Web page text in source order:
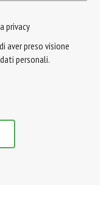
privacy
aver preso visione
personali.